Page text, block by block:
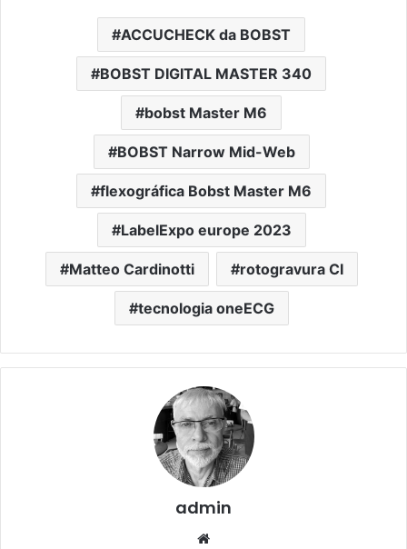
ACCUCHECK da BOBST
BOBST DIGITAL MASTER 340
bobst Master M6
BOBST Narrow Mid-Web
flexográfica Bobst Master M6
LabelExpo europe 2023
Matteo Cardinotti rotogravura CI
tecnologia oneECG
admin